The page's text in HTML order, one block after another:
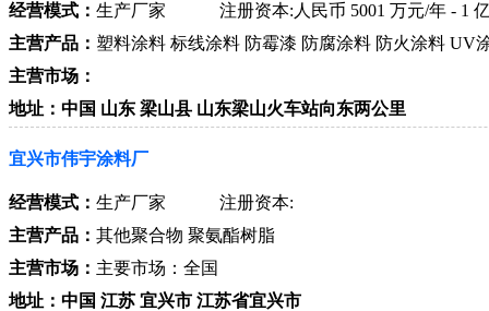
经营模式： 生产厂家
注册资本:人民币 5001 万元/年 - 1
主营产品： 塑料涂料 标线涂料 防霉漆 防腐涂料 防火涂料 UV
主营市场：
地址：中国 山东 梁山县 山东梁山火车站向东两公里
宜兴市伟宇涂料厂
经营模式： 生产厂家
注册资本:
主营产品： 其他聚合物 聚氨酯树脂
主营市场： 主要市场：全国
地址：中国 江苏 宜兴市 江苏省宜兴市